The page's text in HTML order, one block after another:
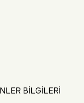
BİLGİLERİ